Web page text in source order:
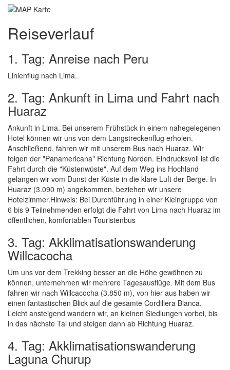
Reiseverlauf
1. Tag: Anreise nach Peru
Linienflug nach Lima.
2. Tag: Ankunft in Lima und Fahrt nach
Huaraz
Ankunft in Lima. Bei unserem Frühstück in einem nahegelegenen
Hotel können wir uns von dem Langstreckenflug erholen.
Anschließend, fahren wir mit unserem Bus nach Huaraz. Wir
folgen der "Panamericana" Richtung Norden. Eindrucksvoll ist die
Fahrt durch die "Küstenwüste". Auf dem Weg ins Hochland
gelangen wir vom Dunst der Küste in die klare Luft der Berge. In
Huaraz (3.090 m) angekommen, beziehen wir unsere
Hotelzimmer.Hinweis: Bei Durchführung in einer Kleingruppe von
6 bis 9 Teilnehmenden erfolgt die Fahrt von Lima nach Huaraz im
öffentlichen, komfortablen Touristenbus
3. Tag: Akklimatisationswanderung
Willcacocha
Um uns vor dem Trekking besser an die Höhe gewöhnen zu
können, unternehmen wir mehrere Tagesausflüge. Mit dem Bus
fahren wir nach Willcacocha (3.850 m), von hier aus haben wir
einen fantastischen Blick auf die gesamte Cordillera Blanca.
Leicht ansteigend wandern wir, an kleinen Siedlungen vorbei, bis
in das nächste Tal und steigen dann ab Richtung Huaraz.
4. Tag: Akklimatisationswanderung
Laguna Churup